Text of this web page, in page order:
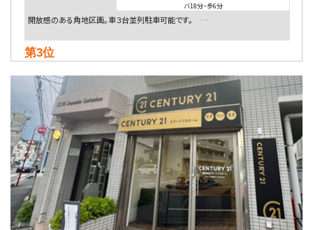
バ18分・歩6分
開放感のある角地区画。車３台並列駐車可能です。 …
第3位
4ＬＤＫ
相模大野駅
バ9分・歩4分
２０１５年６月築、積水ハウス施工住宅です。 南東…
第4位
4,080万円
4ＬＤＫ
淵野辺駅
歩17分
南側道路に面しており日当たり良好。 キッチンから…